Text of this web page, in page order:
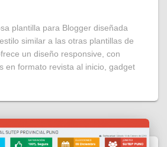
plantilla para Blogger diseñada
similar a las otras plantillas de
un diseño responsive, con
en formato revista al inicio, gadget